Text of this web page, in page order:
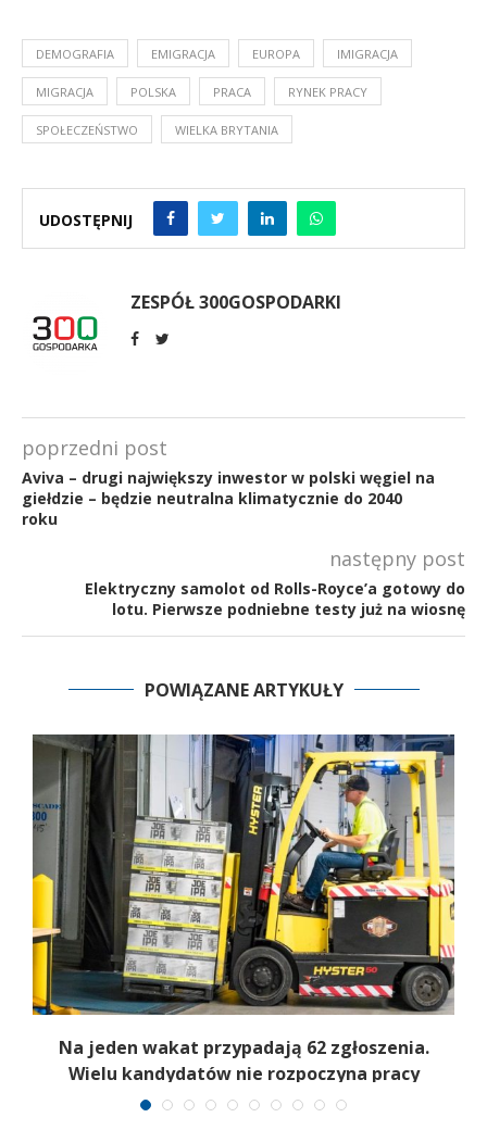
DEMOGRAFIA EMIGRACJA EUROPA IMIGRACJA
MIGRACJA POLSKA PRACA RYNEK PRACY
SPOŁECZEŃSTWO WIELKA BRYTANIA
UDOSTĘPNIJ
ZESPÓŁ 300GOSPODARKI
poprzedni post
Aviva – drugi największy inwestor w polski węgiel na
giełdzie – będzie neutralna klimatycznie do 2040
roku
następny post
Elektryczny samolot od Rolls-Royce’a gotowy do
lotu. Pierwsze podniebne testy już na wiosnę
POWIĄZANE ARTYKUŁY
Na jeden wakat przypadają 62 zgłoszenia.
Wielu kandydatów nie rozpoczyna pracy